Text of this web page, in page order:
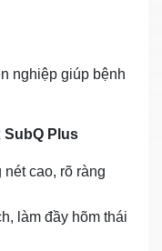
nghiệp giúp bệnh
Plus
cao, rõ ràng
làm đầy hõm thái